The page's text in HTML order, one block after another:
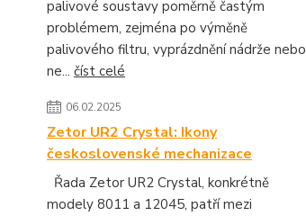
palivové soustavy poměrně častým
problémem, zejména po výměně
palivového filtru, vyprázdnění nádrže nebo
ne... číst celé
06.02.2025
Zetor UR2 Crystal: Ikony
československé mechanizace
Řada Zetor UR2 Crystal, konkrétně
modely 8011 a 12045, patří mezi